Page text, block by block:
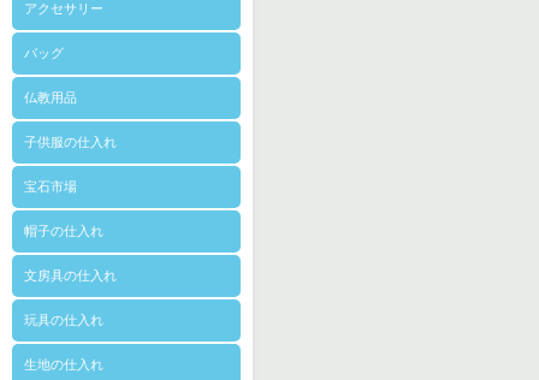
アクセサリー
バッグ
仏教用品
子供服の仕入れ
宝石市場
帽子の仕入れ
文房具の仕入れ
玩具の仕入れ
生地の仕入れ